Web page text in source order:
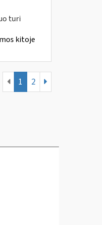
turi
kitoje
1 2